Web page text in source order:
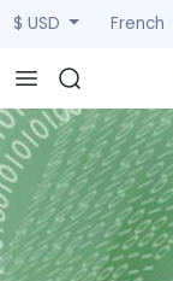
$ USD French